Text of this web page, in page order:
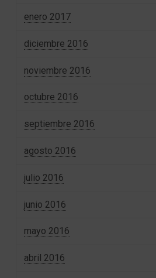
enero 2017
diciembre 2016
noviembre 2016
octubre 2016
septiembre 2016
agosto 2016
julio 2016
junio 2016
mayo 2016
abril 2016